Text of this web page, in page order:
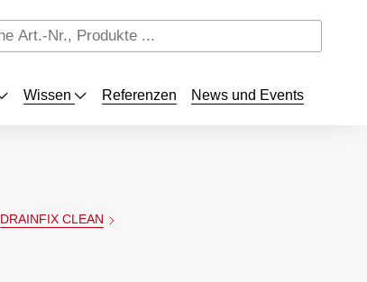
Wissen Referenzen News und Events
DRAINFIX CLEAN